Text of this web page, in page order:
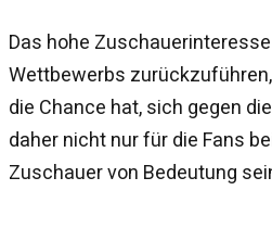
Das hohe
Wettbewerbs
die Chance hat, sich gegen
daher nicht nur für die Fans
Zuschauer von Bedeutung